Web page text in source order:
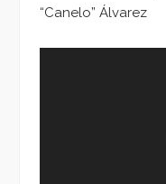
“Canelo” Álvarez